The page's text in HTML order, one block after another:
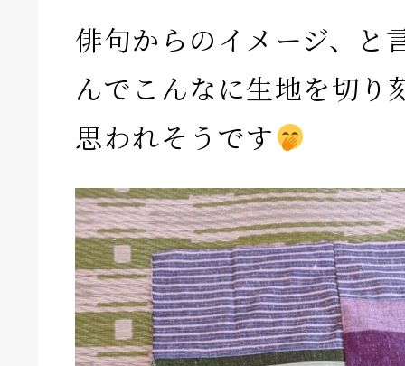
俳句からのイメージ、と
んでこんなに生地を切り
思われそうです